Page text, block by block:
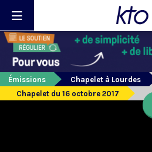
Émissions
Chapelet à Lourdes
Chapelet du 16 octobre 2017